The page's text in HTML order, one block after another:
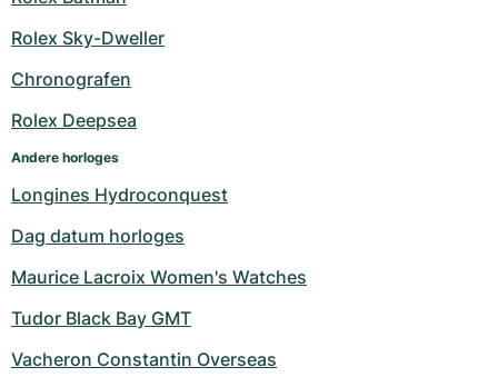
Milgauss
Oyster Perpetual
Yacht-Master
Yacht-Master II
Sea-Dweller
Dameshorloges
Ronde
Rotonde
Pasha
Tortue
Professional
Bentley
Transocean
Cockpit
Chronospace
Formula 1
Grand Carrera
Gebruikte horloges
Dameshorloges
Portofino
Portugieser
Aquatimer
Spitfire
Spirit of Big Bang
King Power
Gebruikte horloges
Rolex Sky-Dweller
Chronografen
Rolex Deepsea
Andere horloges
Longines Hydroconquest
Dag datum horloges
Maurice Lacroix Women's Watches
Tudor Black Bay GMT
Vacheron Constantin Overseas